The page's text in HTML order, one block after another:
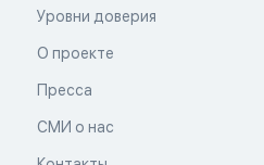
Уровни доверия
О проекте
Пресса
СМИ о нас